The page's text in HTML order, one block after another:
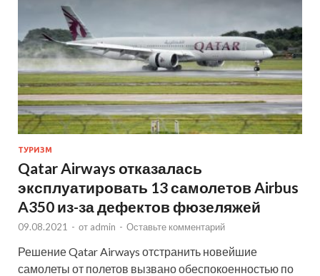
ТУРИЗМ
Qatar Airways отказалась
эксплуатировать 13 самолетов Airbus
A350 из-за дефектов фюзеляжей
09.08.2021 - от admin - Оставьте комментарий
Решение Qatar Airways отстранить новейшие
самолеты от полетов вызвано обеспокоенностью по